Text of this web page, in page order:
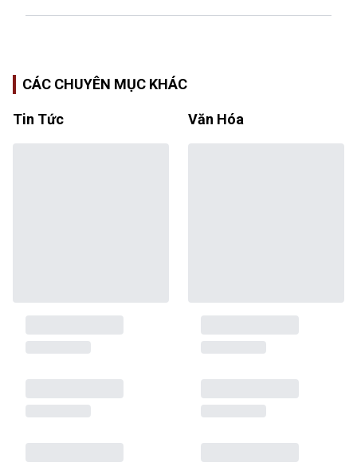
CÁC CHUYÊN MỤC KHÁC
Tin Tức Văn Hóa